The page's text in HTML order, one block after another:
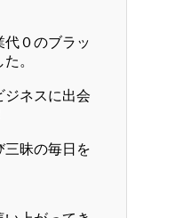
代０のブラッ
。
ジネスに出会
三昧の毎日を